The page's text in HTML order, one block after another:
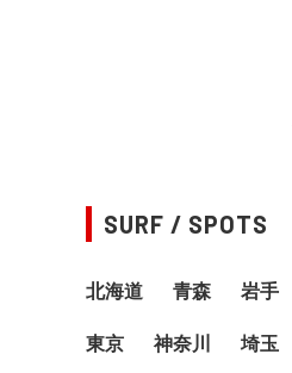
SURF / SPOTS
北海道 青森 岩手
東京 神奈川 埼玉